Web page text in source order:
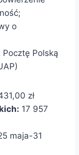
o
Polską
zł
17 957
maja-31